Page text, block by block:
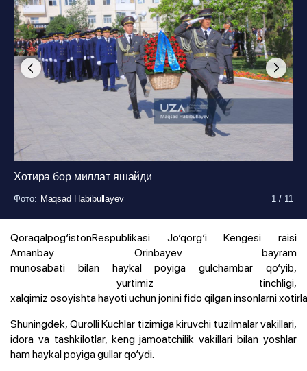
Хотира бор миллат яшайди
Фото: Maqsad Habibullayev 1 / 11
Фото: Maqsad Habibullayev 1 / 11
Фото: Maqsad Habibullayev 1 / 11
Фото: Maqsad Habibullayev 1 / 11
Фото: Maqsad Habibullayev 1 / 11
Фото: Maqsad Habibullayev 1 / 11
Фото: Maqsad Habibullayev 1 / 11
Фото: Maqsad Habibullayev 1 / 11
Фото: Maqsad Habibullayev 1 / 11
Фото: Maqsad Habibullayev 1 / 11
Qoraqalpog‘istonRespublikasi Jo‘qorg‘i Kengesi raisi
Amanbay Orinbayev bayram
munosabati bilan haykal poyiga gulchambar qo‘yib,
yurtimiz tinchligi,
xalqimiz osoyishta hayoti uchun jonini fido qilgan insonlarni
Shuningdek, Qurolli Kuchlar tizimiga kiruvchi tuzilmalar vakillari,
idora va tashkilotlar, keng jamoatchilik vakillari bilan yoshlar
ham haykal poyiga gullar qo‘ydi.